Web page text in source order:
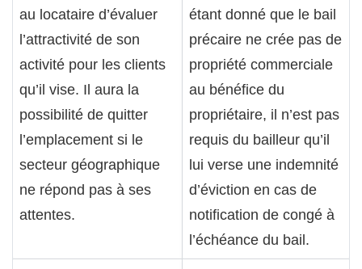
au locataire d’évaluer
l’attractivité de son
activité pour les clients
qu’il vise. Il aura la
possibilité de quitter
l’emplacement si le
secteur géographique
ne répond pas à ses
attentes.
étant donné que le bail
précaire ne crée pas de
propriété commerciale
au bénéfice du
propriétaire, il n’est pas
requis du bailleur qu’il
lui verse une indemnité
d’éviction en cas de
notification de congé à
l’échéance du bail.